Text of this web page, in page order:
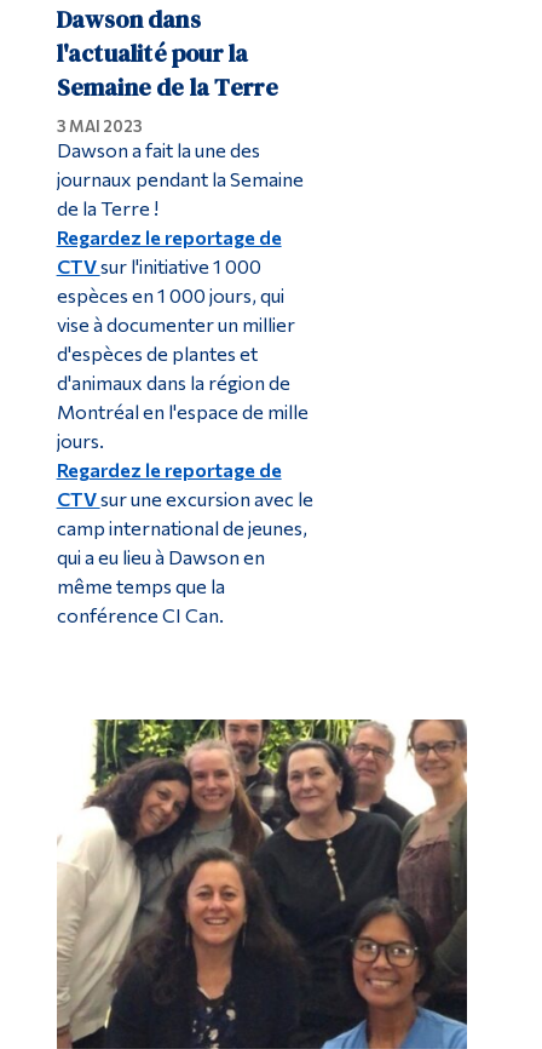
Dawson dans
l'actualité pour la
Semaine de la Terre
3 MAI 2023
Dawson a fait la une des
journaux pendant la Semaine
de la Terre !
Regardez le reportage de
CTVsur l'initiative 1 000
espèces en 1 000 jours, qui
vise à documenter un millier
d'espèces de plantes et
d'animaux dans la région de
Montréal en l'espace de mille
jours.
Regardez le reportage de
CTVsur une excursion avec le
camp international de jeunes,
qui a eu lieu à Dawson en
même temps que la
conférence CI Can.